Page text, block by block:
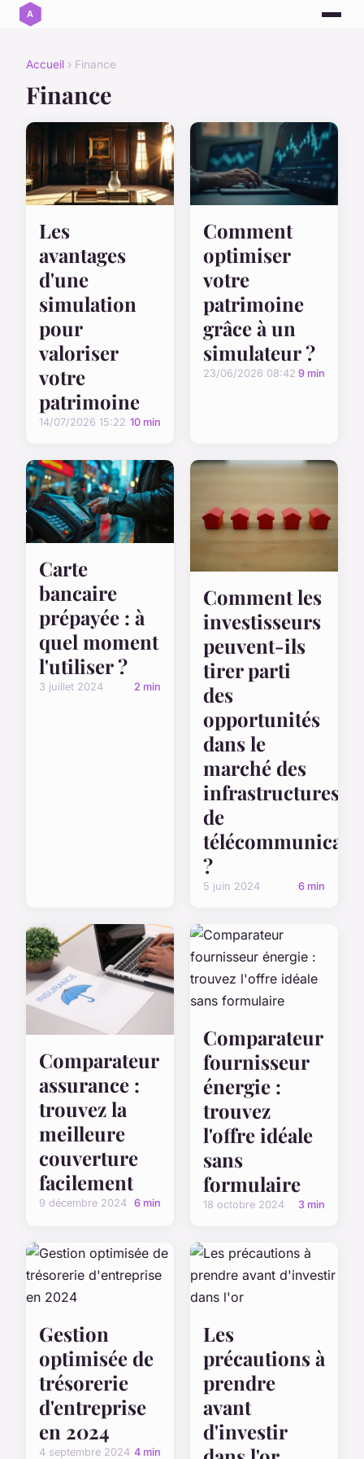
Accueil › Finance
Finance
Les
avantages
d'une
simulation
pour
valoriser
votre
patrimoine
14/07/2026 15:22 10 min
Comment
optimiser
votre
patrimoine
grâce à un
simulateur ?
23/06/2026 08:42 9 min
Carte
bancaire
prépayée : à
quel moment
l'utiliser ?
3 juillet 2024 2 min
Comment les
investisseurs
peuvent-ils
tirer parti
des
opportunités
dans le
marché des
infrastructures
de
?
5 juin 2024 6 min
Comparateur
assurance :
trouvez la
meilleure
couverture
facilement
9 décembre 2024 6 min
Comparateur
fournisseur
énergie :
trouvez
l'offre idéale
sans
formulaire
18 octobre 2024 3 min
Gestion
optimisée de
trésorerie
d'entreprise
en 2024
4 septembre 2024 4 min
Les
précautions à
prendre
avant
d'investir